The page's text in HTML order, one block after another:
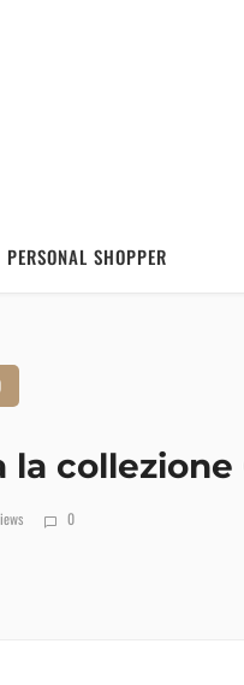
PERSONAL SHOPPER
collezione
0